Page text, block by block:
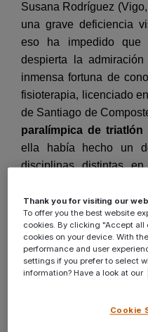
Susana Rodríguez
una grave deficiencia
eso ha impedido que
despierta la
inmensa fortuna de
fisioterapia, licenciado
de Santiago de
paralímpica de triatlón
ella había hecho un
disciplinas distintas
su deseada medalla
diploma en 1.500
mujer invidente había
medicina en España
en julio de 2021 de la
Thank you for visiting our
To offer you the best website
cookies. By clicking "Accept
cookies on your device. With
performance and user
settings if you prefer to select
information? Have a look at our
Cookie